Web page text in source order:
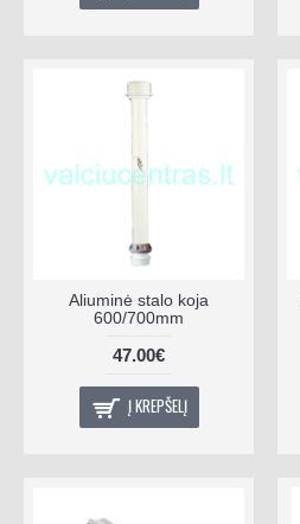
Aliuminė stalo koja
600/700mm
47.00€
Į KREPŠELĮ